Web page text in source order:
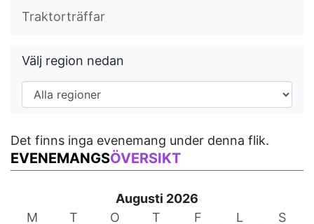
Traktorträffar
Välj region nedan
Det finns inga evenemang under denna flik.
EVENEMANGSÖVERSIKT
Augusti 2026
M
T O T F L
S